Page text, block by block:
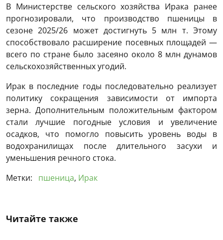
В Министерстве сельского хозяйства Ирака ранее
прогнозировали, что производство пшеницы в
сезоне 2025/26 может достигнуть 5 млн т. Этому
способствовало расширение посевных площадей —
всего по стране было засеяно около 8 млн дунамов
сельскохозяйственных угодий.
Ирак в последние годы последовательно реализует
политику сокращения зависимости от импорта
зерна. Дополнительным положительным фактором
стали лучшие погодные условия и увеличение
осадков, что помогло повысить уровень воды в
водохранилищах после длительного засухи и
уменьшения речного стока.
Метки:
пшеница, Ирак
Читайте также